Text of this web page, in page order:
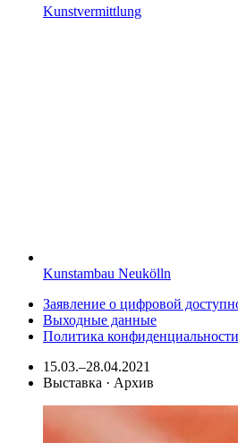
Kunstvermittlung
Kunstambau Neukölln
Заявление о цифровой
Выходные данные
Политика конфиденциальности
15.03.–28.04.2021
Выставка · Архив